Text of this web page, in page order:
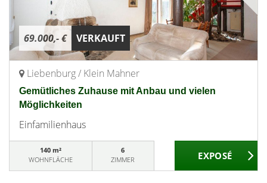
69.000,- € VERKAUFT
Liebenburg / Klein Mahner
Gemütliches Zuhause mit Anbau und vielen
Möglichkeiten
Einfamilienhaus
140 m²
WOHNFLÄCHE
6
ZIMMER